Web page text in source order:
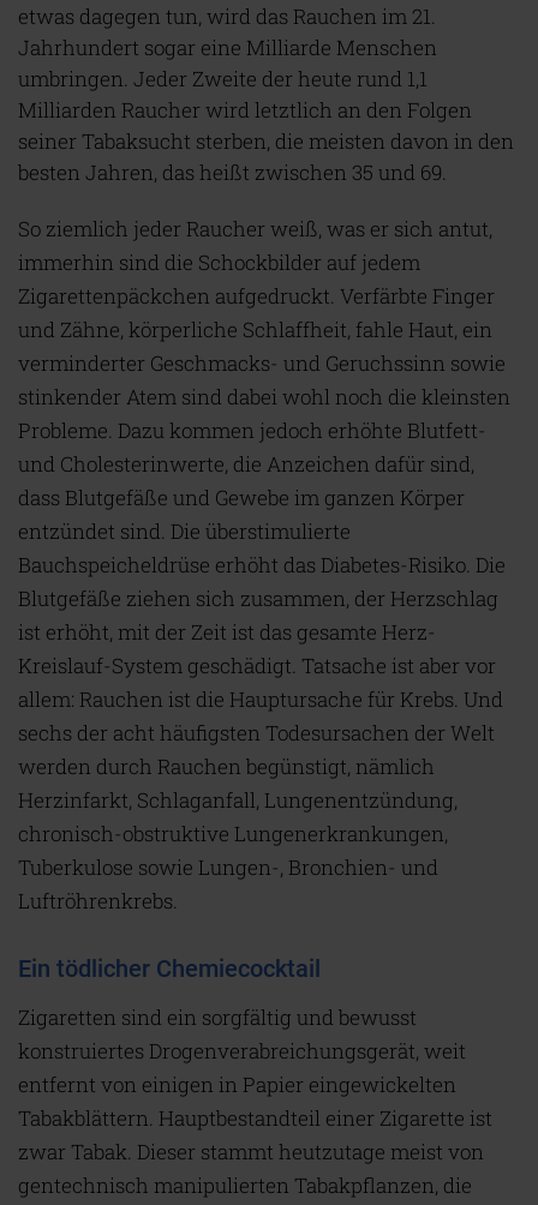
etwas dagegen tun, wird das Rauchen im 21.
Jahrhundert sogar eine Milliarde Menschen
umbringen. Jeder Zweite der heute rund 1,1
Milliarden Raucher wird letztlich an den Folgen
seiner Tabaksucht sterben, die meisten davon in den
besten Jahren, das heißt zwischen 35 und 69.
So ziemlich jeder Raucher weiß, was er sich antut,
immerhin sind die Schockbilder auf jedem
Zigarettenpäckchen aufgedruckt. Verfärbte Finger
und Zähne, körperliche Schlaffheit, fahle Haut, ein
verminderter Geschmacks- und Geruchssinn sowie
stinkender Atem sind dabei wohl noch die kleinsten
Probleme. Dazu kommen jedoch erhöhte Blutfett-
und Cholesterinwerte, die Anzeichen dafür sind,
dass Blutgefäße und Gewebe im ganzen Körper
entzündet sind. Die überstimulierte
Bauchspeicheldrüse erhöht das Diabetes-Risiko. Die
Blutgefäße ziehen sich zusammen, der Herzschlag
ist erhöht, mit der Zeit ist das gesamte Herz-
Kreislauf-System geschädigt. Tatsache ist aber vor
allem: Rauchen ist die Hauptursache für Krebs. Und
sechs der acht häufigsten Todesursachen der Welt
werden durch Rauchen begünstigt, nämlich
Herzinfarkt, Schlaganfall, Lungenentzündung,
chronisch-obstruktive Lungenerkrankungen,
Tuberkulose sowie Lungen-, Bronchien- und
Luftröhrenkrebs.
Ein tödlicher Chemiecocktail
Zigaretten sind ein sorgfältig und bewusst
konstruiertes Drogenverabreichungsgerät, weit
entfernt von einigen in Papier eingewickelten
Tabakblättern. Hauptbestandteil einer Zigarette ist
zwar Tabak. Dieser stammt heutzutage meist von
gentechnisch manipulierten Tabakpflanzen, die